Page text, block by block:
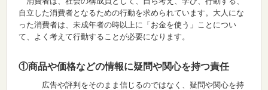
自立した消費者となるための行動を求められています。大人にな
った消費者は、未成年者の時以上に「お金を使う」ことについ
て、よく考えて行動することが必要になります。
①商品や価格などの情報に疑問や関心を持つ責任
広告や評判をそのまま信じるのではなく、疑問や関心を持